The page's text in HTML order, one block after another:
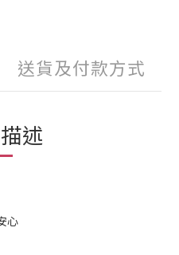
送貨及付款方式
述
心